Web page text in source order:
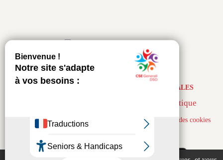
MENTIONS LÉGALES
DIP & ACL Informatique
1 visiteur actuellement - Page générée en 0.225s - Gestion des cookies